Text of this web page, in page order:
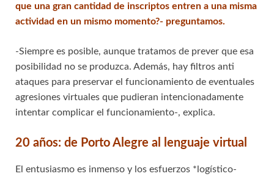
que una gran cantidad de inscriptos entren a una misma
actividad en un mismo momento?- preguntamos.
-Siempre es posible, aunque tratamos de prever que esa
posibilidad no se produzca. Además, hay filtros anti
ataques para preservar el funcionamiento de eventuales
agresiones virtuales que pudieran intencionadamente
intentar complicar el funcionamiento-, explica.
20 años: de Porto Alegre al lenguaje virtual
El entusiasmo es inmenso y los esfuerzos *logístico-